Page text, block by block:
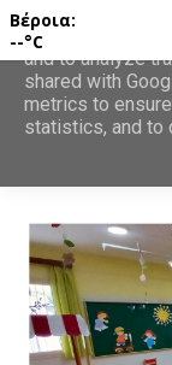
Βέροια:
--°C
This site uses
and to analyze
shared with
metrics to
statistics, and to